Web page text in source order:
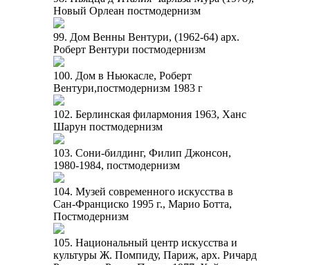
Новый Орлеан постмодернизм
99. Дом Венны Вентури, (1962-64) арх.
Роберт Вентури постмодернизм
100. Дом в Ньюкасле, Роберт
Вентури,постмодернизм 1983 г
102. Берлинская филармония 1963, Ханс
Шарун постмодернизм
103. Сони-билдинг, Филип Джонсон,
1980-1984, постмодернизм
104. Музей современного искусства в
Сан-Франциско 1995 г., Марио Ботта,
Постмодернизм
105. Национальный центр искусства и
культуры Ж. Помпиду, Париж, арх. Ричард